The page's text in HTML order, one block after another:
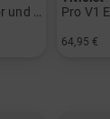
Indoor Launchmonitor und Golfsimulator
64,95 €